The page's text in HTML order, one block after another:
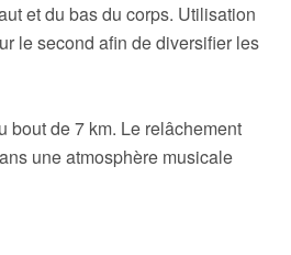
et du bas du corps. Utilisation
le second afin de diversifier les
bout de 7 km. Le relâchement
une atmosphère musicale